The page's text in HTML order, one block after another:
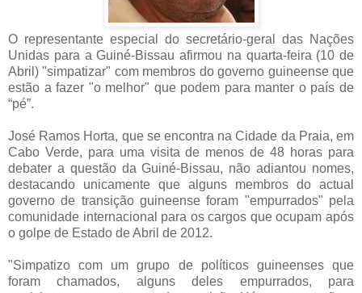
O representante especial do secretário-geral das Nações
Unidas para a Guiné-Bissau afirmou na quarta-feira (10 de
Abril) "simpatizar" com membros do governo guineense que
estão a fazer "o melhor" que podem para manter o país de
“pé”.
José Ramos Horta, que se encontra na Cidade da Praia, em
Cabo Verde, para uma visita de menos de 48 horas para
debater a questão da Guiné-Bissau, não adiantou nomes,
destacando unicamente que alguns membros do actual
governo de transição guineense foram "empurrados" pela
comunidade internacional para os cargos que ocupam após
o golpe de Estado de Abril de 2012.
"Simpatizo com um grupo de políticos guineenses que
foram chamados, alguns deles empurrados, para